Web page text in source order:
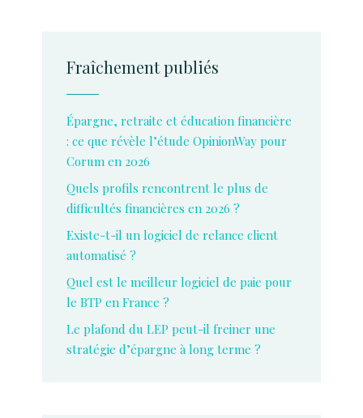
Fraîchement publiés
Épargne, retraite et éducation financière
: ce que révèle l’étude OpinionWay pour
Corum en 2026
Quels profils rencontrent le plus de
difficultés financières en 2026 ?
Existe-t-il un logiciel de relance client
automatisé ?
Quel est le meilleur logiciel de paie pour
le BTP en France ?
Le plafond du LEP peut-il freiner une
stratégie d’épargne à long terme ?